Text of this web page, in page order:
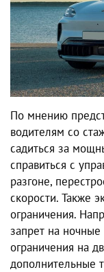
По мнению
водителям со
садиться за
справиться с
разгоне,
скорости. Также
ограничения.
запрет на
ограничения на
дополнительные